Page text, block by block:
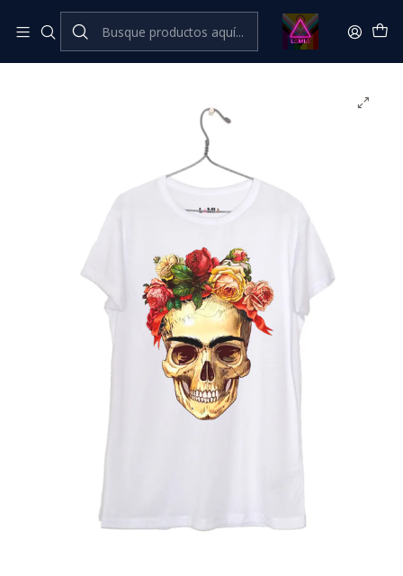
Inicio Catálogo Classic ⭐ CLÁSICOS LÂMIA⭐ Classic
Frida Kahlo #10